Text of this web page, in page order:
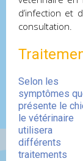
d’infection et
consultation.
Selon les
symptômes
présente le
le vétérinaire
utilisera
différents
traitements